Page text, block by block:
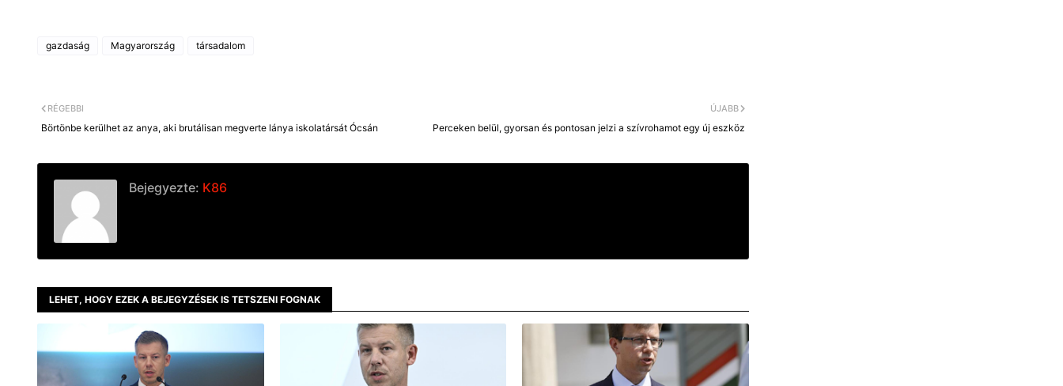
gazdaság Magyarország társadalom
ÚJABB
Perceken belül, gyorsan és pontosan jelzi a szívrohamot egy új eszköz
RÉGEBBI
Börtönbe kerülhet az anya, aki brutálisan megverte lánya iskolatársát Ócsán
Bejegyezte: K86
LEHET, HOGY EZEK A BEJEGYZÉSEK IS TETSZENI FOGNAK